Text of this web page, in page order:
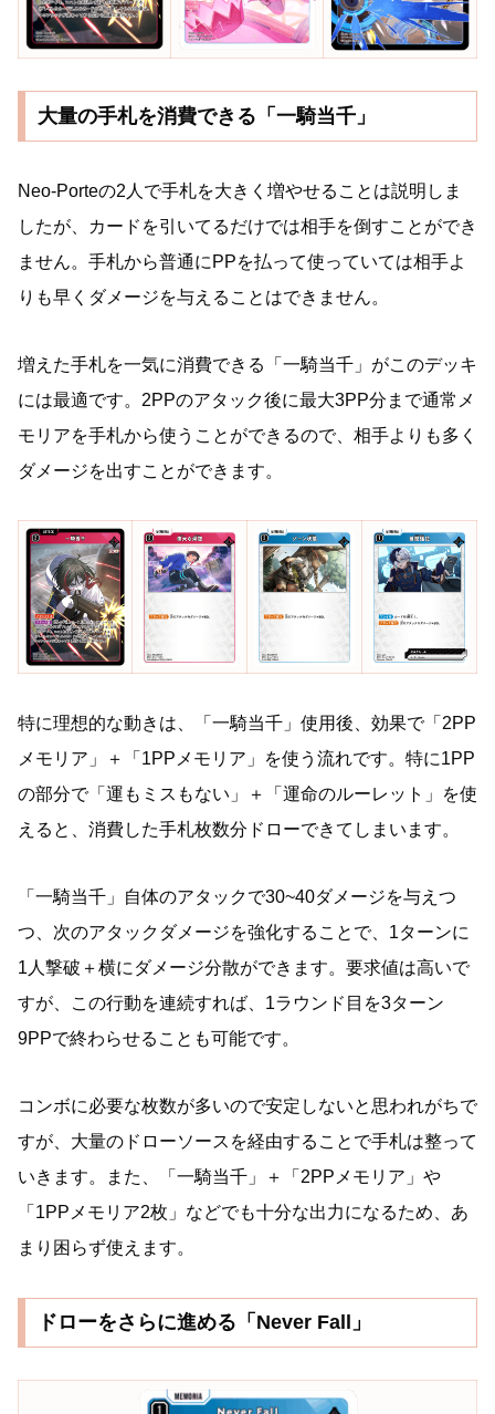
大量の手札を消費できる「一騎当千」
Neo-Porteの2人で手札を大きく増やせることは説明しま
したが、カードを引いてるだけでは相手を倒すことができ
ません。手札から普通にPPを払って使っていては相手よ
りも早くダメージを与えることはできません。
増えた手札を一気に消費できる「一騎当千」がこのデッキ
には最適です。2PPのアタック後に最大3PP分まで通常メ
モリアを手札から使うことができるので、相手よりも多く
ダメージを出すことができます。
特に理想的な動きは、「一騎当千」使用後、効果で「2PP
メモリア」＋「1PPメモリア」を使う流れです。特に1PP
の部分で「運もミスもない」＋「運命のルーレット」を使
えると、消費した手札枚数分ドローできてしまいます。
「一騎当千」自体のアタックで30~40ダメージを与えつ
つ、次のアタックダメージを強化することで、1ターンに
1人撃破＋横にダメージ分散ができます。要求値は高いで
すが、この行動を連続すれば、1ラウンド目を3ターン
9PPで終わらせることも可能です。
コンボに必要な枚数が多いので安定しないと思われがちで
すが、大量のドローソースを経由することで手札は整って
いきます。また、「一騎当千」＋「2PPメモリア」や
「1PPメモリア2枚」などでも十分な出力になるため、あ
まり困らず使えます。
ドローをさらに進める「Never Fall」